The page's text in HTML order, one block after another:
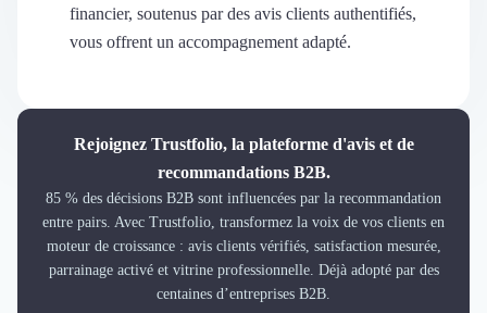
Découvrir le média
Cabinet de Recrutement
Intérim
Formation
financier, soutenus par des avis clients authentifiés,
vous offrent un accompagnement adapté.
Rejoignez Trustfolio, la plateforme d'avis et de
recommandations B2B.
85 % des décisions B2B sont influencées par la recommandation
entre pairs. Avec Trustfolio, transformez la voix de vos clients en
moteur de croissance : avis clients vérifiés, satisfaction mesurée,
parrainage activé et vitrine professionnelle. Déjà adopté par des
centaines d’entreprises B2B.